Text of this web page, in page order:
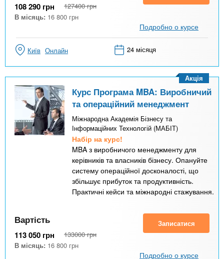
108 290 грн 127400 грн
В місяць: 16 800 грн
Подробно о курсе
Київ Онлайн 24 місяця
Курс Програма MBA: Виробничий
та операційний менеджмент
Міжнародна Академія Бізнесу та
Інформаційних Технологій (МАБІТ)
Набір на курс!
MBA з виробничого менеджменту для
керівників та власників бізнесу. Опануйте
систему операційної досконалості, що
збільшує прибуток та продуктивність.
Практичні кейси та міжнародні стажування.
Акція
Вартість
113 050 грн 133000 грн
В місяць: 16 800 грн
Записатися
Подробно о курсе